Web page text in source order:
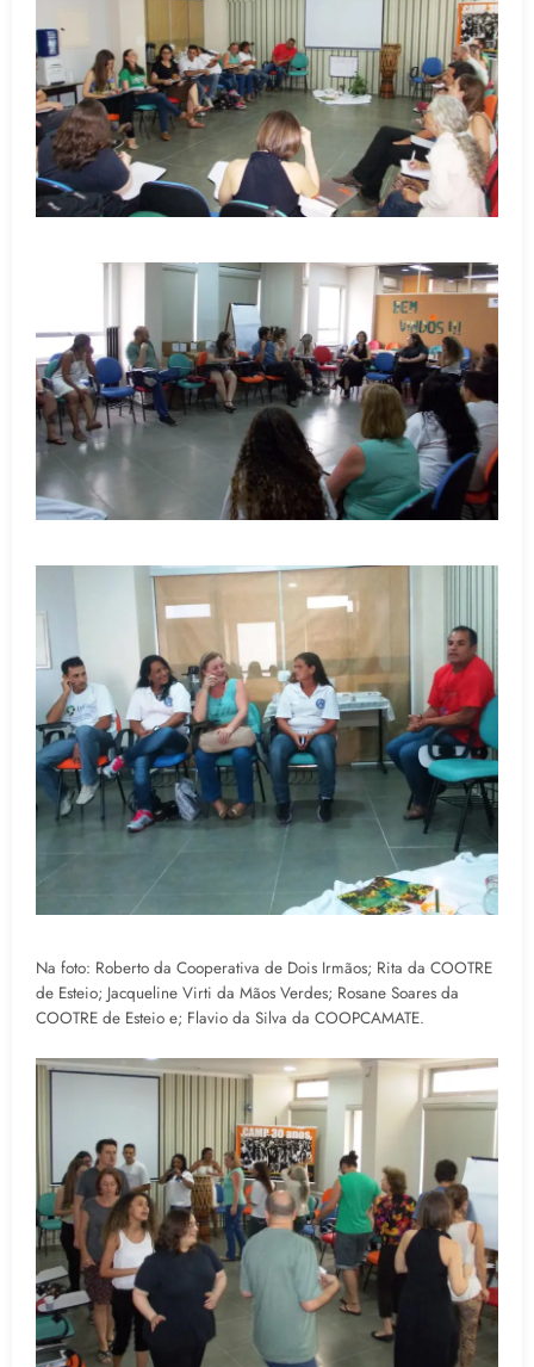
Na foto: Roberto da Cooperativa de Dois Irmãos; Rita da COOTRE
de Esteio; Jacqueline Virti da Mãos Verdes; Rosane Soares da
COOTRE de Esteio e; Flavio da Silva da COOPCAMATE.